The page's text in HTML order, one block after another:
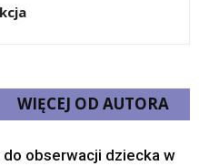
WIĘCEJ OD AUTORA
obserwacji dziecka w